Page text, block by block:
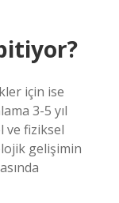
için ise
3-5 yıl
ve fiziksel
gelişimin